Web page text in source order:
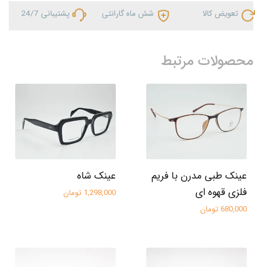
تعویض کالا شش ماه گارانتی پشتیبانی 24/7
محصولات مرتبط
عینک طبی مدرن با فریم
فلزی قهوه‌ ای
680,000 تومان
عینک شاه
1,298,000 تومان